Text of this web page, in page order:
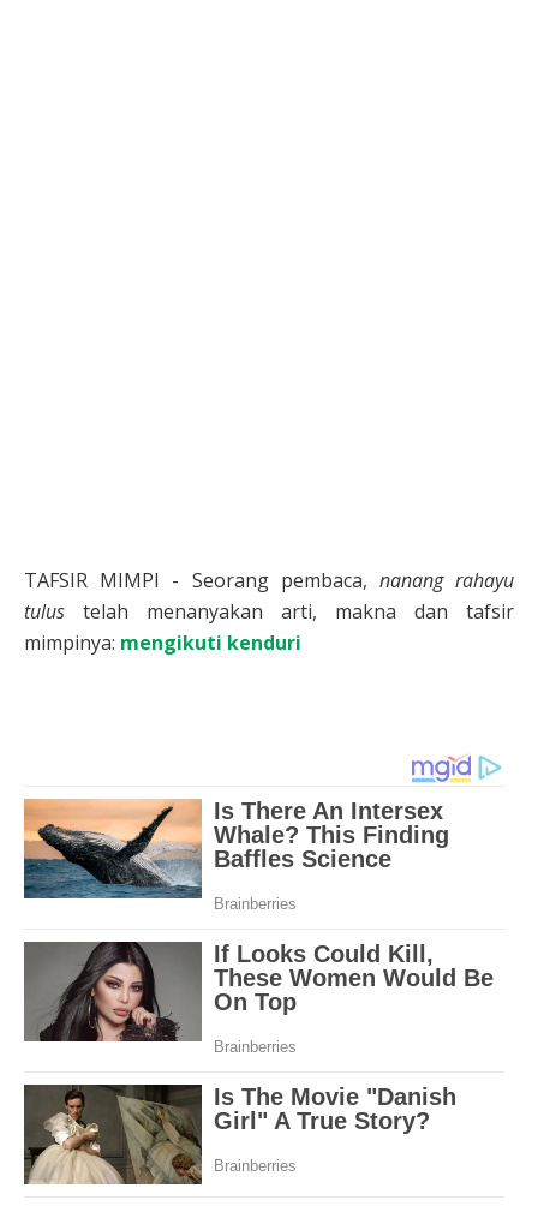
TAFSIR MIMPI - Seorang pembaca, nanang rahayu
tulus telah menanyakan arti, makna dan tafsir
mimpinya: mengikuti kenduri